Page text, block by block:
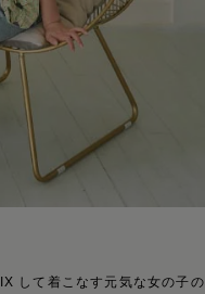
して着こなす元気な女の子の